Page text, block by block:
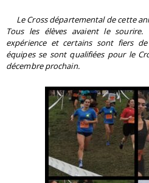
Le Cross départemental de cette
Tous les élèves avaient le
expérience et certains sont fiers de
équipes se sont qualifiées pour le
décembre prochain.